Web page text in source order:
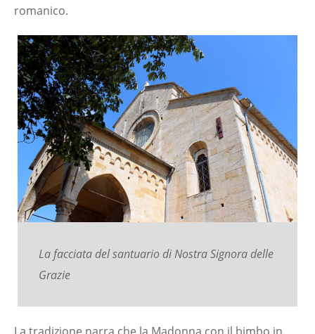
romanico.
La facciata del santuario di Nostra Signora delle
Grazie